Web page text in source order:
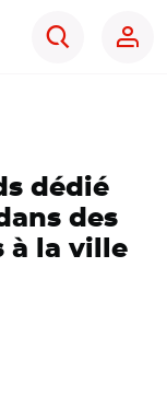
Rechercher
dédié
des
à la ville
sur Linkedin
page sur Twitter
cette page sur